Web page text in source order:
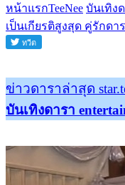
หน้าแรกTeeNee บันเทิง
เป็นเกียรติสูงสุด คู่รักดา
ข่าวดาราล่าสุด
บันเทิงดารา